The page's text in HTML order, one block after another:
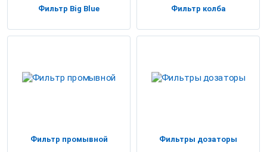
Фильтр Big Blue Фильтр колба
Фильтр промывной Фильтры дозаторы